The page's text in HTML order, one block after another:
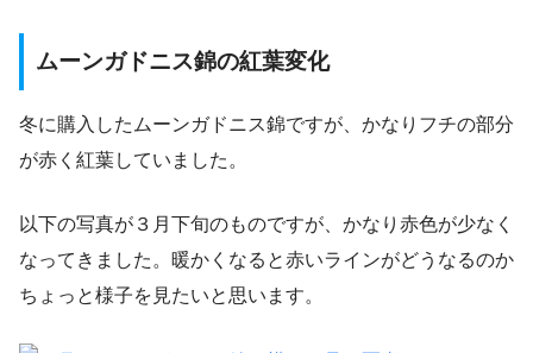
ムーンガドニス錦の紅葉変化
冬に購入したムーンガドニス錦ですが、かなりフチの部分
が赤く紅葉していました。
以下の写真が３月下旬のものですが、かなり赤色が少なく
なってきました。暖かくなると赤いラインがどうなるのか
ちょっと様子を見たいと思います。